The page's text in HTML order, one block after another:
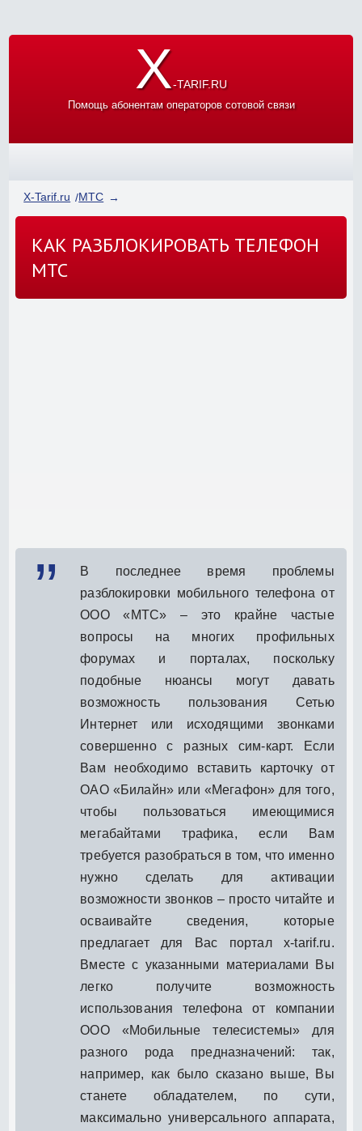
X-TARIF.RU
Помощь абонентам операторов сотовой связи
X-Tarif.ru МТС
КАК РАЗБЛОКИРОВАТЬ ТЕЛЕФОН
МТС
В последнее время проблемы
разблокировки мобильного телефона от
ООО «МТС» – это крайне частые
вопросы на многих профильных
форумах и порталах, поскольку
подобные нюансы могут давать
возможность пользования Сетью
Интернет или исходящими звонками
совершенно с разных сим-карт. Если
Вам необходимо вставить карточку от
ОАО «Билайн» или «Мегафон» для того,
чтобы пользоваться имеющимися
мегабайтами трафика, если Вам
требуется разобраться в том, что именно
нужно сделать для активации
возможности звонков – просто читайте и
осваивайте сведения, которые
предлагает для Вас портал x-tarif.ru.
Вместе с указанными материалами Вы
легко получите возможность
использования телефона от компании
ООО «Мобильные телесистемы» для
разного рода предназначений: так,
например, как было сказано выше, Вы
станете обладателем, по сути,
максимально универсального аппарата,